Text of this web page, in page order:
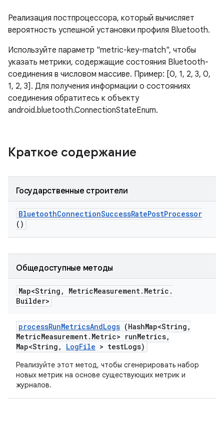
Реализация постпроцессора, который вычисляет
вероятность успешной установки профиля Bluetooth.
Используйте параметр "metric-key-match", чтобы
указать метрики, содержащие состояния Bluetooth-
соединения в числовом массиве. Пример: [0, 1, 2, 3, 0,
1, 2, 3]. Для получения информации о состояниях
соединения обратитесь к объекту
android.bluetooth.ConnectionStateEnum.
Краткое содержание
Государственные строители
BluetoothConnectionSuccessRatePostProcessor
()
Общедоступные методы
Map<String , MetricMeasurement. Metric .
Builder>
processRunMetricsAndLogs (HashMap<String ,
MetricMeasurement. Metric> runMetrics,
Map<String , LogFile > testLogs)
Реализуйте этот метод, чтобы сгенерировать набор
новых метрик на основе существующих метрик и
журналов.